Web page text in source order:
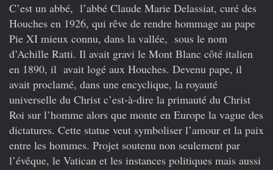
C’est un abbé, l’abbé Claude Marie Delassiat, curé des
Houches en 1926, qui rêve de rendre hommage au pape
Pie XI mieux connu, dans la vallée, sous le nom
d’Achille Ratti. Il avait gravi le Mont Blanc côté italien
en 1890, il avait logé aux Houches. Devenu pape, il
avait proclamé, dans une encyclique, la royauté
universelle du Christ c’est-à-dire la primauté du Christ
Roi sur l’homme alors que monte en Europe la vague des
dictatures. Cette statue veut symboliser l’amour et la paix
entre les hommes. Projet soutenu non seulement par
l’évêque, le Vatican et les instances politiques mais aussi